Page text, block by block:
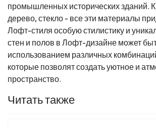
промышленных исторических зданий.
дерево, стекло - все эти материалы
Лофт-стиля особую стилистику и
стен и полов в Лофт-дизайне может
использованием различных
которые позволят создать уютное и
пространство.
Читать также